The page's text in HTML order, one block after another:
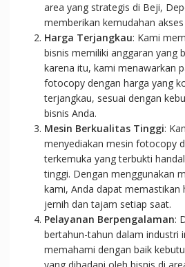
area yang strategis di Beji,
memberikan kemudahan
Harga Terjangkau: Kami
bisnis memiliki anggaran yang
karena itu, kami menawarkan
fotocopy dengan harga yang
terjangkau, sesuai dengan
bisnis Anda.
Mesin Berkualitas Tinggi:
menyediakan mesin fotocopy
terkemuka yang terbukti
tinggi. Dengan menggunakan
kami, Anda dapat memastikan
jernih dan tajam setiap saat.
Pelayanan Berpengalaman:
bertahun-tahun dalam industri
memahami dengan baik